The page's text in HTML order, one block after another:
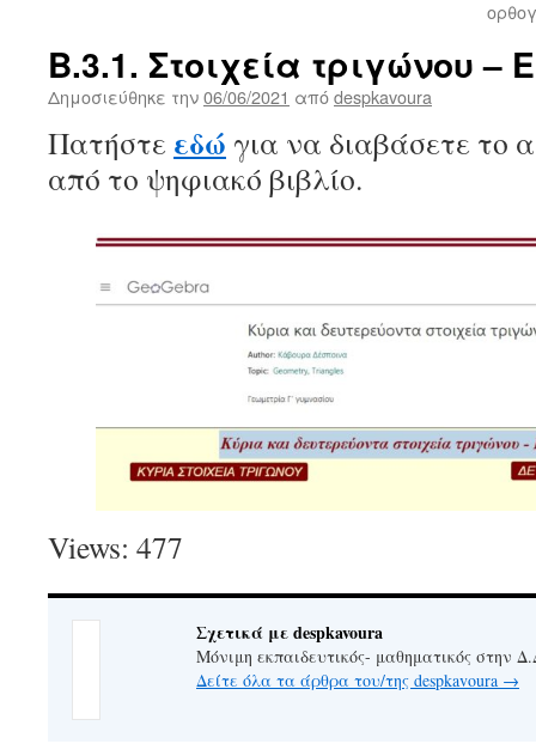
Β.3.1. Στοιχεία τριγώνου –
Δημοσιεύθηκε την06/06/2021 απόdespkavoura
Πατήστε εδώ για να διαβάσετε το
από το ψηφιακό βιβλίο.
Views: 477
Σχετικά με despkavoura
Μόνιμη εκπαιδευτικός- μαθηματικός στην
Δείτε όλα τα άρθρα του/της despkavoura →